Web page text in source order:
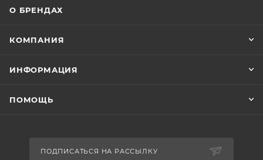
О БРЕНДАХ
КОМПАНИЯ
ИНФОРМАЦИЯ
ПОМОЩЬ
ПОДПИСАТЬСЯ НА РАССЫЛКУ